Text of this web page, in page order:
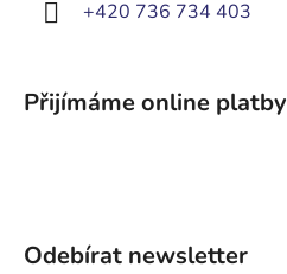
+420 736 734 403
Přijímáme online platby
Odebírat newsletter